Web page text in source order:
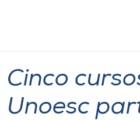
Pesquisa
Cinco
Unoesc